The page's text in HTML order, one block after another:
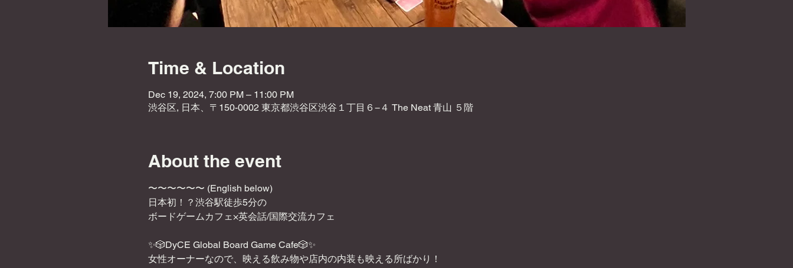
Time & Location
Dec 19, 2024, 7:00 PM – 11:00 PM
渋谷区, 日本、〒150-0002 東京都渋谷区渋谷１丁目６−４ The Neat 青山 ５階
About the event
〜〜〜〜〜〜 (English below)
日本初！？渋谷駅徒歩5分の
ボードゲームカフェ×英会話/国際交流カフェ
✨🎲DyCE Global Board Game Cafe🎲✨
女性オーナーなので、映える飲み物や店内の内装も映える所ばかり！